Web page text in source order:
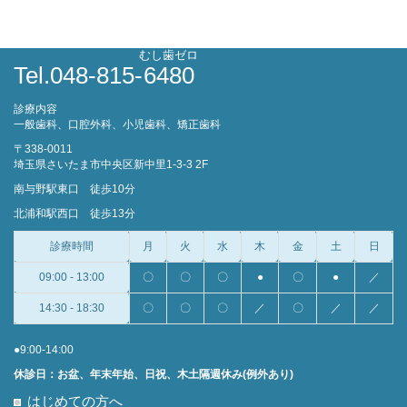
Tel.048-815-6480
むし歯ゼロ
診療内容
一般歯科、口腔外科、小児歯科、矯正歯科
〒338-0011
埼玉県さいたま市中央区新中里1-3-3 2F
南与野駅東口 徒歩10分
北浦和駅西口 徒歩13分
診療時間 月 火 水 木 金 土 日
09:00 - 13:00 〇 〇 〇 ● 〇 ● ／
14:30 - 18:30 〇 〇 〇 ／ 〇 ／ ／
●9:00-14:00
休診日：お盆、年末年始、日祝、木土隔週休み(例外あり)
はじめての方へ